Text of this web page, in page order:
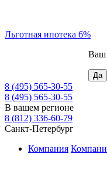
Льготная ипотека 6%
Ваш
8 (495) 565-30-55
8 (495) 565-30-55
В вашем регионе
8 (812) 336-60-79
Санкт-Петербург
Компания